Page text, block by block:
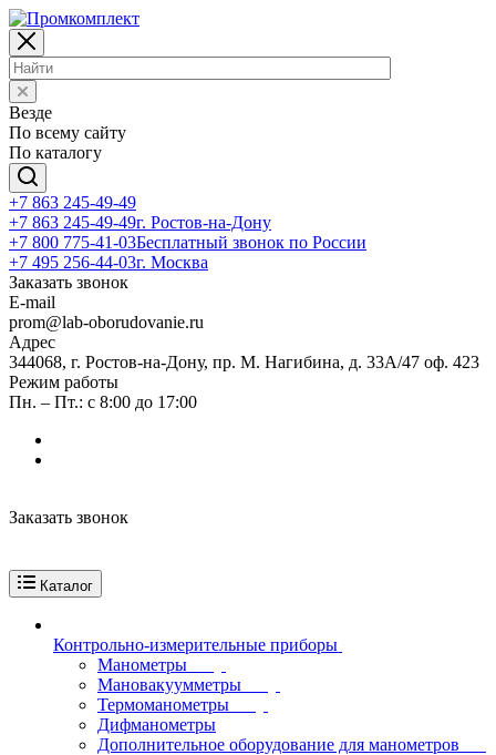
Везде
По всему сайту
По каталогу
+7 863 245-49-49
+7 863 245-49-49г. Ростов-на-Дону
+7 800 775-41-03Бесплатный звонок по России
+7 495 256-44-03г. Москва
Заказать звонок
E-mail
prom@lab-oborudovanie.ru
Адрес
344068, г. Ростов-на-Дону, пр. М. Нагибина, д. 33А/47 оф. 423
Режим работы
Пн. – Пт.: с 8:00 до 17:00
Заказать звонок
Каталог
Контрольно-измерительные приборы
Манометры
Мановакуумметры
Термоманометры
Дифманометры
Дополнительное оборудование для манометров